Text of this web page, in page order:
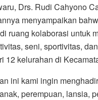
Drs. Rudi Cahyono
menyampaikan
ruang kolaborasi untuk
seni, sportivitas,
12 kelurahan di
ini kami ingin
perempuan, lansia,